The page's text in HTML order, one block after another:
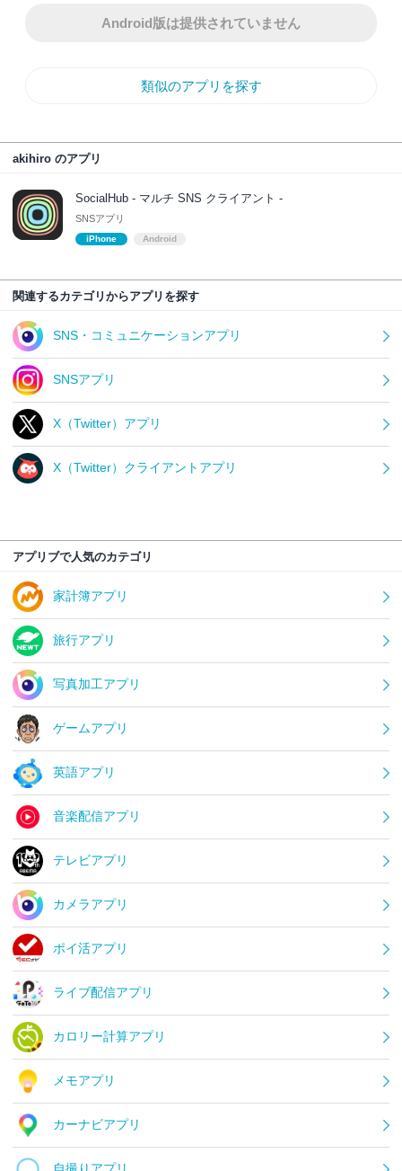
Android版は提供されていません
類似のアプリを探す
akihiro のアプリ
SocialHub - マルチ SNS クライアント -
SNSアプリ
iPhone Android
関連するカテゴリからアプリを探す
SNS・コミュニケーションアプリ
SNSアプリ
X（Twitter）アプリ
X（Twitter）クライアントアプリ
アプリブで人気のカテゴリ
家計簿アプリ
旅行アプリ
写真加工アプリ
ゲームアプリ
英語アプリ
音楽配信アプリ
テレビアプリ
カメラアプリ
ポイ活アプリ
ライブ配信アプリ
カロリー計算アプリ
メモアプリ
カーナビアプリ
自撮りアプリ